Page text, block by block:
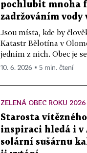
pochlubit mnoha
zadržováním vody
Jsou místa, kde by
Katastr Bělotína v
jedním z nich. Obec je
10. 6. 2026 ▪ 5 min. čtení
ZELENÁ OBEC ROKU 2026
Starosta
inspiraci hledá i v
solární sušárnu